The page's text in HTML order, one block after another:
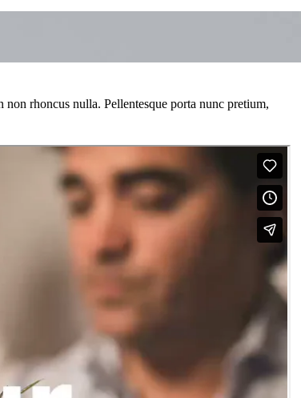
rhoncus nulla. Pellentesque porta nunc pretium,